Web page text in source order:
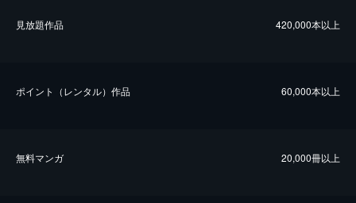
⾒放題作品 420,000本以上
ポイント（レンタル）作品 60,000本以上
無料マンガ 20,000冊以上